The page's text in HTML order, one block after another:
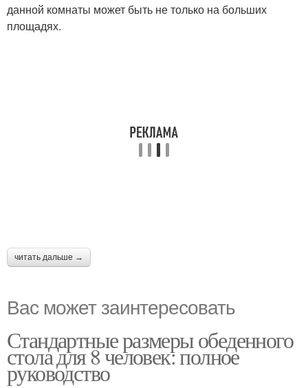
данной комнаты может быть не только на больших
площадях.
читать дальше →
Вас может заинтересовать
Стандартные размеры обеденного
стола для 8 человек: полное
руководство